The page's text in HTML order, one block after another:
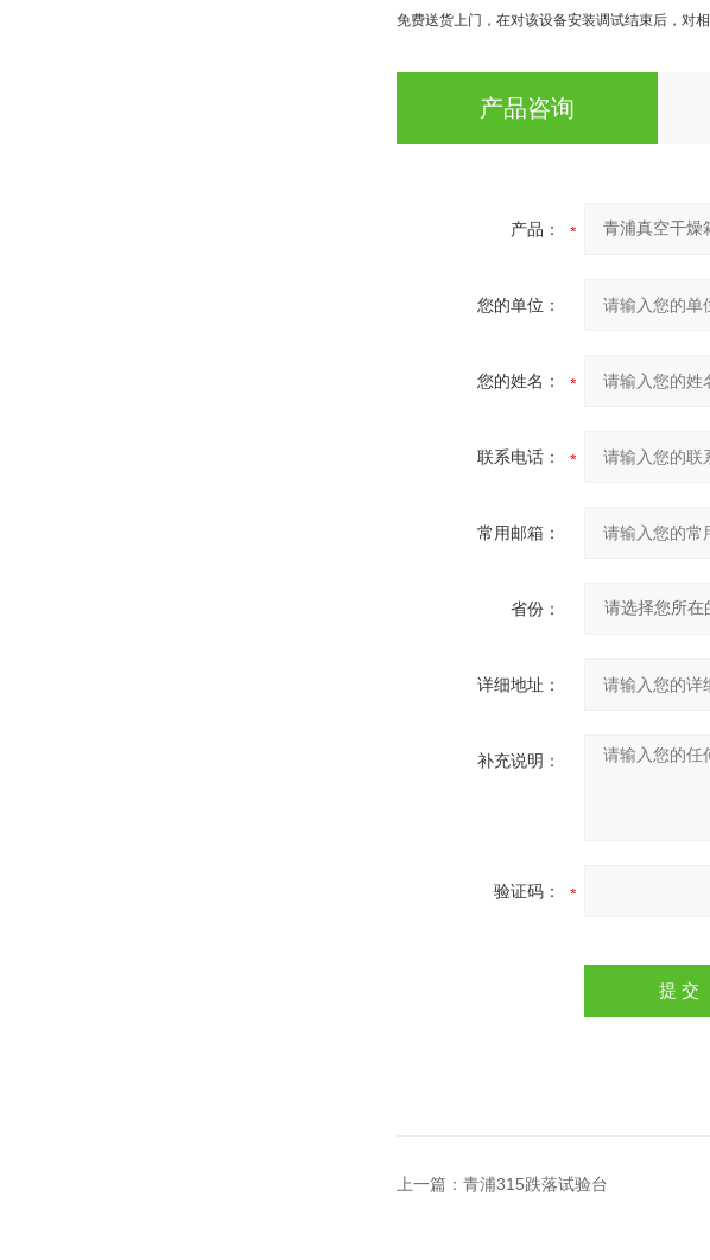
免费送货上门，在对该设备安装调试结束后，对
产品咨询
产品：
您的单位：
您的姓名：
联系电话：
常用邮箱：
省份：
详细地址：
补充说明：
验证码：
上一篇： 青浦315跌落试验台